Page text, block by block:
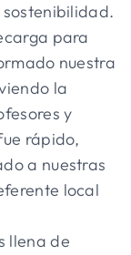
para
nuestra
la
y
rápido,
a nuestras
local
llena de